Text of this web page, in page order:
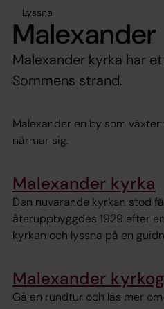
Lyssna
Malexander
Malexander kyrka har
Sommens strand.
Malexander en by som
närmar sig.
Malexander kyrka
Den nuvarande kyrkan stod
återuppbyggdes 1929 efter
kyrkan och lyssna på en
Malexander
Gå en rundtur och läs mer